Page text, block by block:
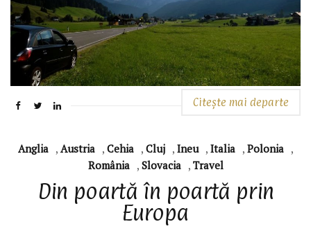
Citește mai departe
Anglia , Austria , Cehia , Cluj , Ineu , Italia , Polonia ,
România , Slovacia , Travel
Din poartă în poartă prin
Europa